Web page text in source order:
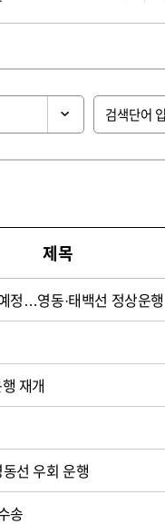
제목
정…영동·태백선 정상운행
재개
선 우회 운행
송